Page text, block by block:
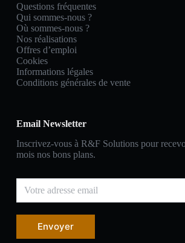
Questions fréquentes
Qui sommes-nous ?
Où sommes-nous ?
Nos réalisations
Offres d’emploi
Cookies
Informations légales
Conditions générales de vente
Email Newsletter
Inscrivez-vous à R&F Solutions pour
mois nos bons plans.
Envoyer